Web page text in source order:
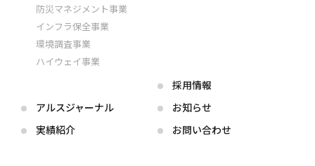
防災マネジメント事業
インフラ保全事業
環境調査事業
ハイウェイ事業
アルスジャーナル
実績紹介
採用情報
お知らせ
お問い合わせ